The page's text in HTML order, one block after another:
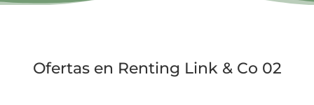
Ofertas en Renting Link & Co 02